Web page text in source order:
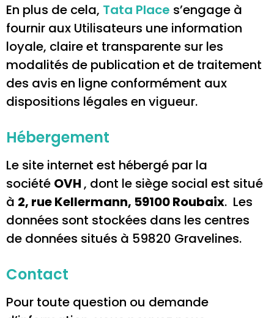
En plus de cela, Tata Place s’engage à
fournir aux Utilisateurs une information
loyale, claire et transparente sur les
modalités de publication et de traitement
des avis en ligne conformément aux
dispositions légales en vigueur.
Hébergement
Le site internet est hébergé par la
société OVH, dont le siège social est situé
à 2, rue Kellermann, 59100 Roubaix. Les
données sont stockées dans les centres
de données situés à 59820 Gravelines.
Contact
Pour toute question ou demande